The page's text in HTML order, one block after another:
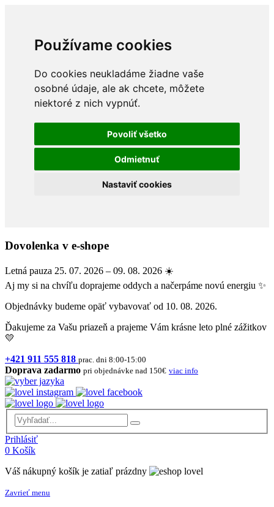
Používame cookies
Do cookies neukladáme žiadne vaše
osobné údaje, ale ak chcete, môžete
niektoré z nich vypnúť.
Povoliť všetko
Odmietnuť
Nastaviť cookies
Dovolenka v e-shope
Letná pauza 25. 07. 2026 – 09. 08. 2026 ☀️
Aj my si na chvíľu doprajeme oddych a načerpáme novú energiu ✨
Objednávky budeme opäť vybavovať od 10. 08. 2026.
Ďakujeme za Vašu priazeň a prajeme Vám krásne leto plné zážitkov
💛
+421 911 555 818 prac. dni 8:00-15:00
Doprava zadarmo pri objednávke nad 150€ viac info
Prihlásiť
0 Košík
Váš nákupný košík je zatiaľ prázdny
Zavrieť menu